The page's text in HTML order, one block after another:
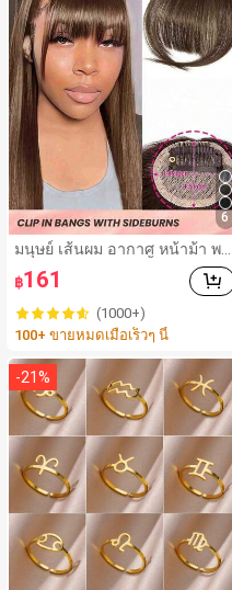
6
มนุษย์ เส้นผม อากาศ หน้าม้า พร้
อม เคราหน้าใบหู สีน้ำตาล สี คลิ
ปหน้าม้า ใน ต่อผม ผู้เริ่มต้น เป็น
฿161
(1000+)
100+ ขายหมดเมื่อเร็วๆ นี้
-21%